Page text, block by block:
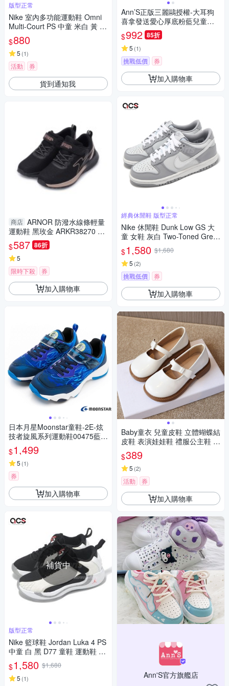
版型正常
Nike 室內多功能運動鞋 Omni
Multi-Court PS 中童 米白 黃 排
球鞋 童鞋 DM9026-101
$880
5 (1)
活動 券
貨到通知我
商店 ARNOR 防潑水線條輕量
運動鞋 黑玫金 ARKR38270 大
童鞋
$587 86折
5
限時下殺
券
加入購物車
日本月星Moonstar童鞋-2E-炫
技者旋風系列運動鞋00475藍
(中大童段)
$1,499
5 (1)
券
加入購物車
補貨中
版型正常
Nike 籃球鞋 Jordan Luka 4 PS
中童 白 黑 D77 童鞋 運動鞋 HJ
5226-101
$1,580 $1,680
5 (1)
Ann’S正版三麗鷗授權-大耳狗
喜拿發送愛心厚底粉藍兒童球
鞋-藍
$992 85折
5 (1)
挑戰低價 券
加入購物車
經典休閒鞋 版型正常
Nike 休閒鞋 Dunk Low GS 大
童 女鞋 灰白 Two-Toned Grey
運動鞋 DH9765-001
$1,580 $1,680
5 (2)
挑戰低價 券
加入購物車
Baby童衣 兒童皮鞋 立體蝴蝶結
皮鞋 表演娃娃鞋 禮服公主鞋 女
童黑白皮鞋 花童鞋 11837
$389
5 (2)
活動 券
加入購物車
Ann'S官方旗艦店